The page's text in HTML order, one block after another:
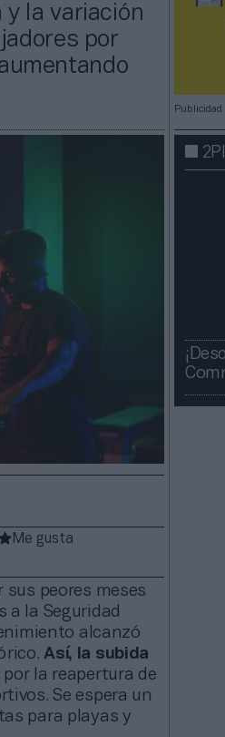
y la variación
por
Me gusta
peores meses
a la Seguridad
alcanzó
Así, la subida
la reapertura de
Se espera un
para playas y
Publicidad